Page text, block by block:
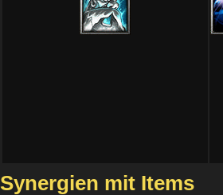
Synergien mit Items